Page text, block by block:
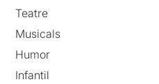
Teatre
Musicals
Humor
Infantil